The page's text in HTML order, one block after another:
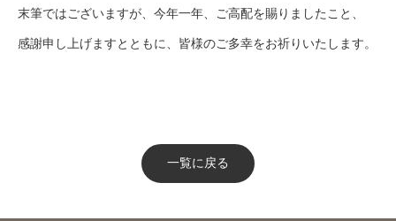
末筆ではございますが、今年一年、ご高配を賜りましたこと、
感謝申し上げますとともに、皆様のご多幸をお祈りいたします。
一覧に戻る